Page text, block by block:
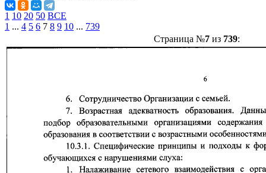
1 10 20 50 ВСЕ
1 ... 4 5 6 7 8 9 10 ... 739
Страница №7из 739: